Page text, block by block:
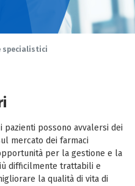
specialistici
pazienti possono avvalersi dei
mercato dei farmaci
per la gestione e la
difficilmente trattabili e
la qualità di vita di